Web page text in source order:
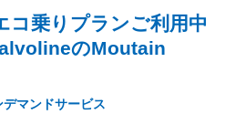
コ乗りプランご利用中
のMoutain
デマンドサービス